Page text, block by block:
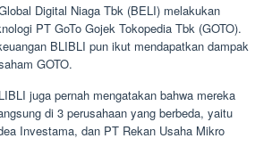
Digital Niaga Tbk (BELI) melakukan
PT GoTo Gojek Tokopedia Tbk (GOTO).
BLIBLI pun ikut mendapatkan dampak
GOTO.
juga pernah mengatakan bahwa mereka
di 3 perusahaan yang berbeda, yaitu
Investama, dan PT Rekan Usaha Mikro